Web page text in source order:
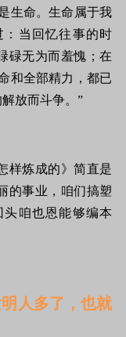
生命。生命属于我
当回忆往事的时
碌无为而羞愧；在
和全部精力，都已
放而斗争。”
样炼成的》简直是
的事业，咱们搞塑
咱也恩能够编本
人多了，也就